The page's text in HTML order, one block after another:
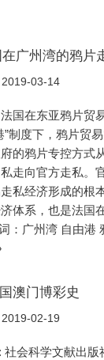
广州湾的鸦片
2019-03-14
国在东亚鸦片贸
”制度下，鸦片贸
的鸦片专控方式
走向官方走私。
私经济形成的根
体系，也是法国
：广州湾 自由港
澳门博彩史
2019-02-19
会科学文献出版